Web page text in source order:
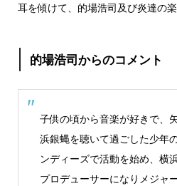
耳を傾けて、的場浩司及び炎達の
的場浩司からのコメント
子供の頃から音楽が好きで、
浜銀蝿を聴いて過ごした少年
ンディーズで活動を始め、横
プロデューサーになりメジャ